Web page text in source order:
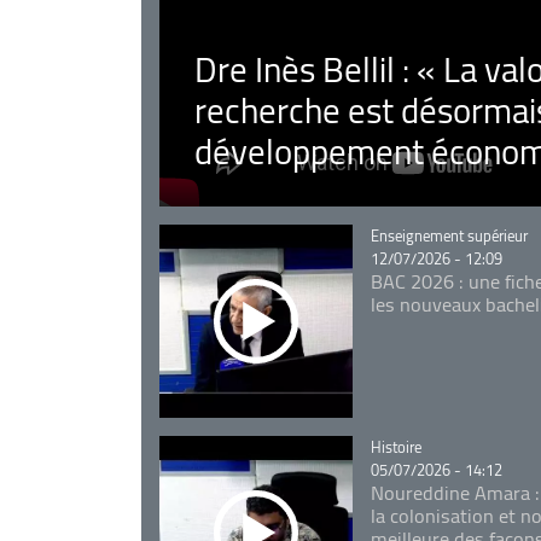
Dre Inès Bellil : « La
recherche est
développement
Catégorie
Enseignement supérieur
12/07/2026 - 12:09
BAC 2026 : une
les nouveaux
Catégorie
Histoire
05/07/2026 - 14:12
Noureddine Amara
la colonisation et